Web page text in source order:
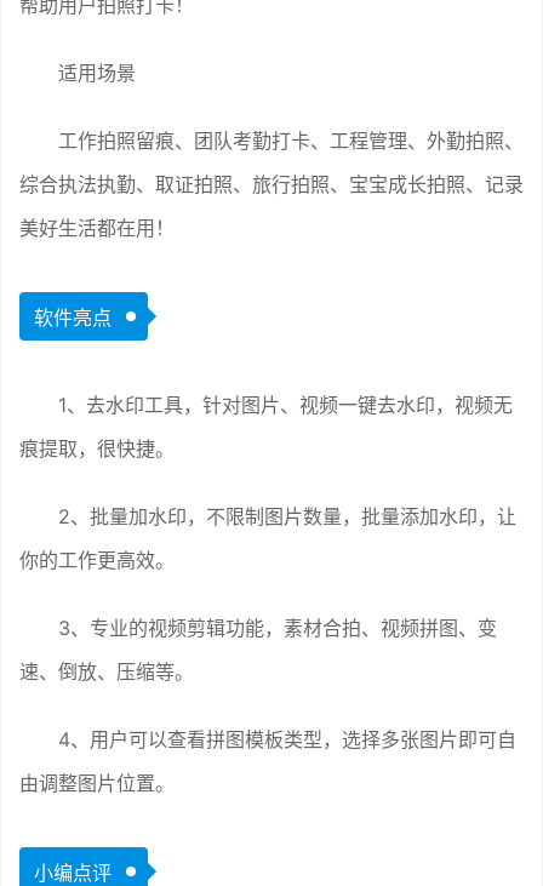
适用场景
工作拍照留痕、团队考勤打卡、工程管理、外勤拍照、
综合执法执勤、取证拍照、旅行拍照、宝宝成长拍照、记录
美好生活都在用！
软件亮点
1、去水印工具，针对图片、视频一键去水印，视频无
痕提取，很快捷。
2、批量加水印，不限制图片数量，批量添加水印，让
你的工作更高效。
3、专业的视频剪辑功能，素材合拍、视频拼图、变
速、倒放、压缩等。
4、用户可以查看拼图模板类型，选择多张图片即可自
由调整图片位置。
小编点评